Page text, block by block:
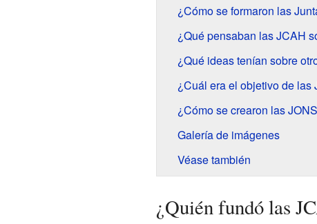
¿Cómo se formaron las
¿Qué pensaban las JCAH
¿Qué ideas tenían sobre
¿Cuál era el objetivo de las
¿Cómo se crearon las
Galería de imágenes
Véase también
¿Quién fundó las